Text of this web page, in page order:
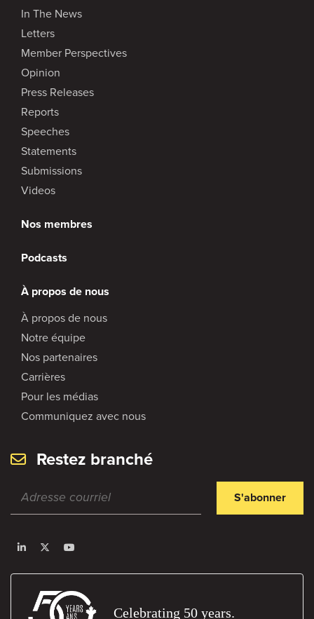
In The News
Letters
Member Perspectives
Opinion
Press Releases
Reports
Speeches
Statements
Submissions
Videos
Nos membres
Podcasts
À propos de nous
À propos de nous
Notre équipe
Nos partenaires
Carrières
Pour les médias
Communiquez avec nous
Restez branché
S'abonner
Celebrating 50 years.